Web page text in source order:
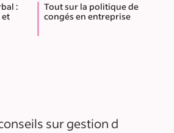
:
et
Tout sur la politique de
congés en entreprise
sur gestion d